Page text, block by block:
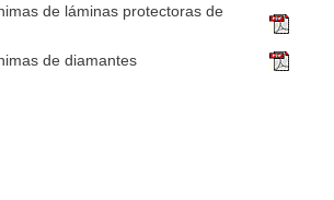
de láminas protectoras de
de diamantes